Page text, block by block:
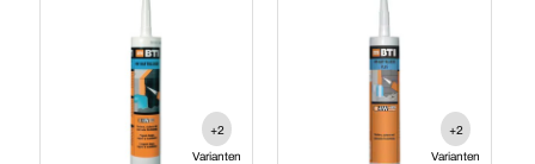
+2
Varianten
+2
Varianten